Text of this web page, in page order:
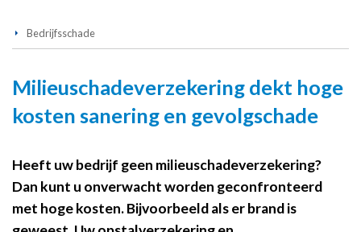
Bedrijfsschade
Milieuschadeverzekering dekt hoge
kosten sanering en gevolgschade
Heeft uw bedrijf geen milieuschadeverzekering?
Dan kunt u onverwacht worden geconfronteerd
met hoge kosten. Bijvoorbeeld als er brand is